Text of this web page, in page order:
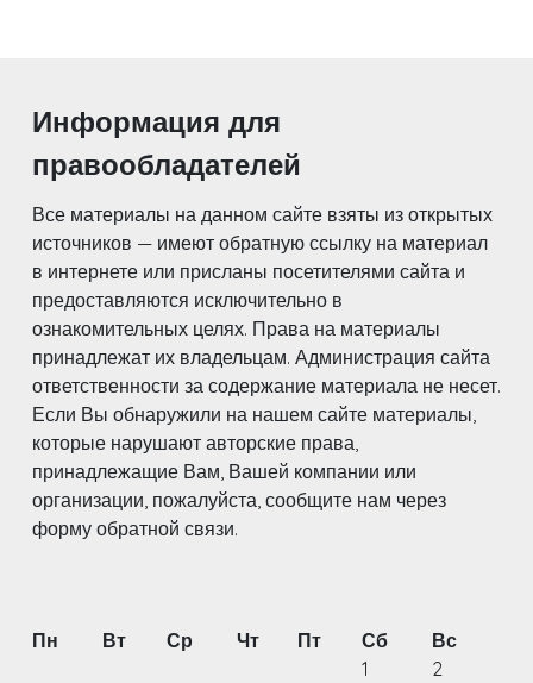
Информация для
правообладателей
Все материалы на данном сайте взяты из открытых
источников — имеют обратную ссылку на материал
в интернете или присланы посетителями сайта и
предоставляются исключительно в
ознакомительных целях. Права на материалы
принадлежат их владельцам. Администрация сайта
ответственности за содержание материала не несет.
Если Вы обнаружили на нашем сайте материалы,
которые нарушают авторские права,
принадлежащие Вам, Вашей компании или
организации, пожалуйста, сообщите нам через
форму обратной связи.
Пн Вт Ср Чт Пт Сб
Вс
1
2